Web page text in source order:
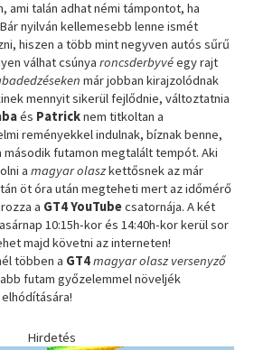
ami talán adhat némi támpontot, ha
nyilván kellemesebb lenne ismét
hiszen a több mint negyven autós sűrű
válhat csúnyaroncsderbyvéegy rajt
már jobban kirajzolódnak
mennyit sikerül fejlődnie, változtatnia
és Patricknem titkoltan a
reményekkel indulnak, bíznak benne,
futamon megtalált tempót. Aki
amagyar olaszkettősnek az már
öt óra után megteheti mert az időmérő
a GT4 YouTubecsatornája. A két
10:15h-kor és 14:40h-kor kerül sor
majd követni az interneten!
többen a GT4magyar olasz versenyző
futam győzelemmel növeljék
Hirdetés